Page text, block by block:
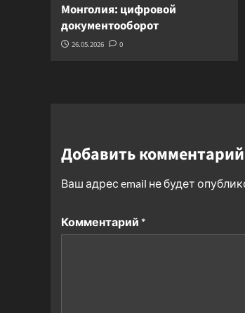
Монголия: цифровой
документооборот
26.05.2026 0
Добавить комментарий
Ваш адрес email не будет
Комментарий *